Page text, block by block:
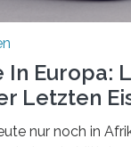
In Europa:
Letzten
nur noch in